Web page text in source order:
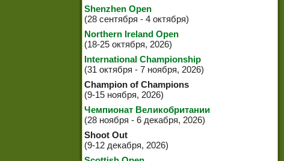
Shenzhen Open
(28 сентября - 4 октября)
Northern Ireland Open
(18-25 октября, 2026)
International Championship
(31 октября - 7 ноября, 2026)
Champion of Champions
(9-15 ноября, 2026)
Чемпионат Великобритании
(28 ноября - 6 декабря, 2026)
Shoot Out
(9-12 декабря, 2026)